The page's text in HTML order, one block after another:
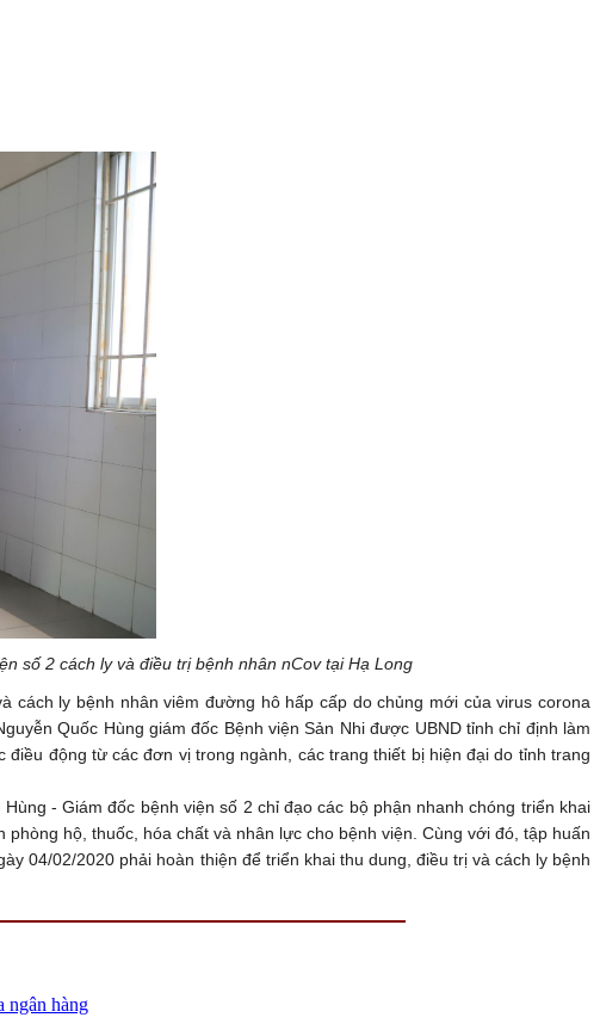
số 2 cách ly và điều trị bệnh nhân nCov tại Hạ Long
cách ly bệnh nhân viêm đường hô hấp cấp do chủng mới của virus corona
Quốc Hùng giám đốc Bệnh viện Sản Nhi được UBND tỉnh chỉ định làm
động từ các đơn vị trong ngành, các trang thiết bị hiện đại do tỉnh trang
- Giám đốc bệnh viện số 2 chỉ đạo các bộ phận nhanh chóng triển khai
hộ, thuốc, hóa chất và nhân lực cho bệnh viện. Cùng với đó, tập huấn
04/02/2020 phải hoàn thiện để triển khai thu dung, điều trị và cách ly bệnh
ngân hàng